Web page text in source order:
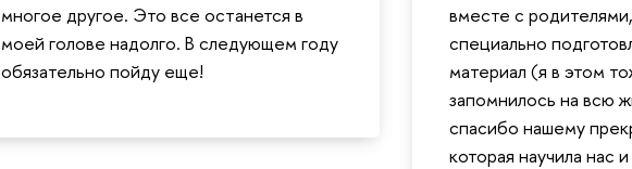
многое другое. Это все останется в
моей голове надолго. В следующем году
обязательно пойду еще!
вместе с
специально
материал (я в этом
запомнилось на всю
спасибо нашему
которая научила нас